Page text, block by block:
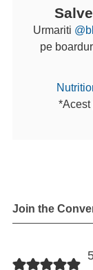
Urmariti
pe
Join the